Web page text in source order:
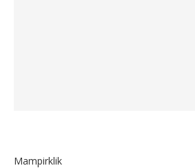
Mampirklik